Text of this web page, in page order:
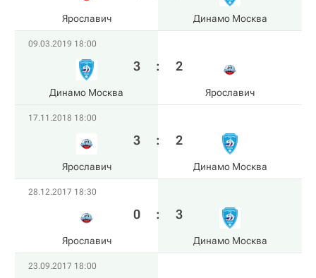
Ярославич Динамо Москва
09.03.2019 18:00
Динамо Москва
3 : 2
Ярославич
17.11.2018 18:00
Ярославич
3 : 2
Динамо Москва
28.12.2017 18:30
Ярославич
0 : 3
Динамо Москва
23.09.2017 18:00